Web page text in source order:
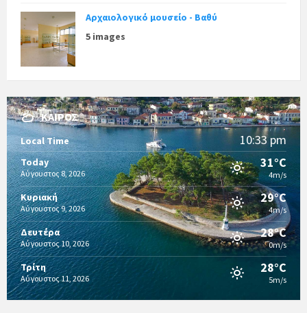
Αρχαιολογικό μουσείο - Βαθύ
5 images
ΚΑΙΡΌΣ
Local Time 10:33 pm
Today
Αύγουστος 8, 2026
31°C
4m/s
Κυριακή
Αύγουστος 9, 2026
29°C
4m/s
Δευτέρα
Αύγουστος 10, 2026
28°C
0m/s
Τρίτη
Αύγουστος 11, 2026
28°C
5m/s